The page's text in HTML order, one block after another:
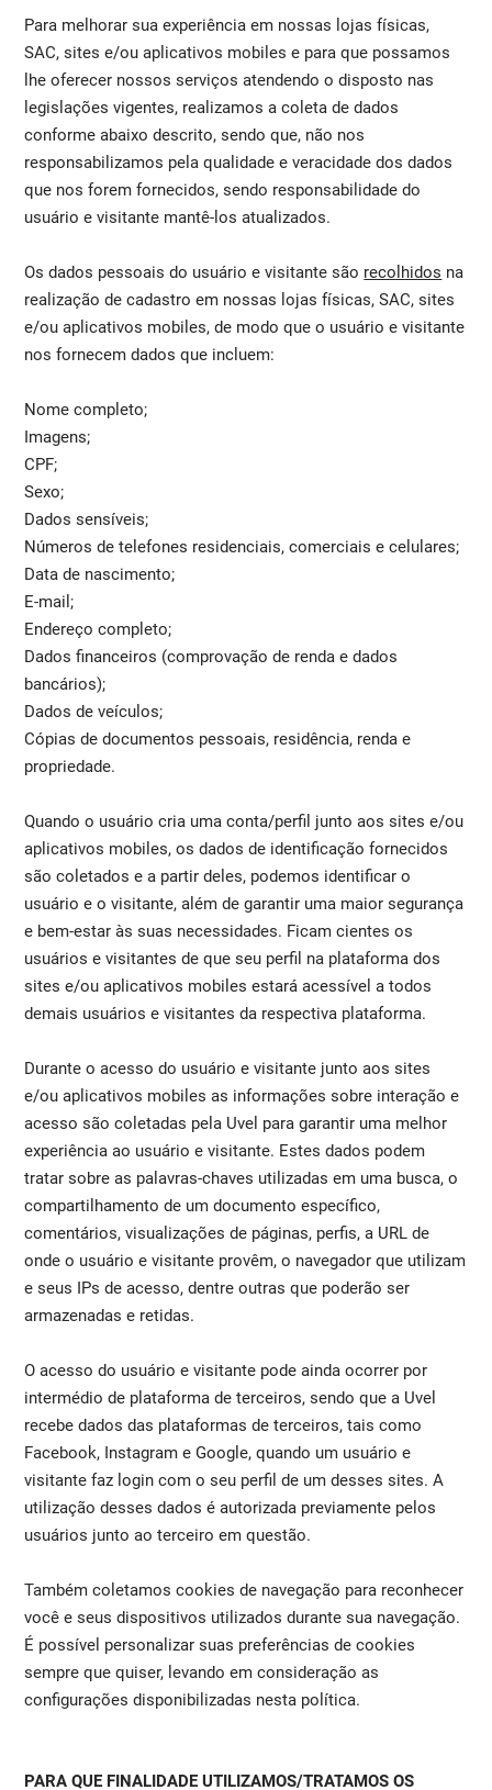
Para melhorar sua experiência em nossas lojas físicas,
SAC, sites e/ou aplicativos mobiles e para que possamos
lhe oferecer nossos serviços atendendo o disposto nas
legislações vigentes, realizamos a coleta de dados
conforme abaixo descrito, sendo que, não nos
responsabilizamos pela qualidade e veracidade dos dados
que nos forem fornecidos, sendo responsabilidade do
usuário e visitante mantê-los atualizados.
Os dados pessoais do usuário e visitante são recolhidos na
realização de cadastro em nossas lojas físicas, SAC, sites
e/ou aplicativos mobiles, de modo que o usuário e visitante
nos fornecem dados que incluem:
Nome completo;
Imagens;
CPF;
Sexo;
Dados sensíveis;
Números de telefones residenciais, comerciais e celulares;
Data de nascimento;
E-mail;
Endereço completo;
Dados financeiros (comprovação de renda e dados
bancários);
Dados de veículos;
Cópias de documentos pessoais, residência, renda e
propriedade.
Quando o usuário cria uma conta/perfil junto aos sites e/ou
aplicativos mobiles, os dados de identificação fornecidos
são coletados e a partir deles, podemos identificar o
usuário e o visitante, além de garantir uma maior segurança
e bem-estar às suas necessidades. Ficam cientes os
usuários e visitantes de que seu perfil na plataforma dos
sites e/ou aplicativos mobiles estará acessível a todos
demais usuários e visitantes da respectiva plataforma.
Durante o acesso do usuário e visitante junto aos sites
e/ou aplicativos mobiles as informações sobre interação e
acesso são coletadas pela Uvel para garantir uma melhor
experiência ao usuário e visitante. Estes dados podem
tratar sobre as palavras-chaves utilizadas em uma busca, o
compartilhamento de um documento específico,
comentários, visualizações de páginas, perfis, a URL de
onde o usuário e visitante provêm, o navegador que utilizam
e seus IPs de acesso, dentre outras que poderão ser
armazenadas e retidas.
O acesso do usuário e visitante pode ainda ocorrer por
intermédio de plataforma de terceiros, sendo que a Uvel
recebe dados das plataformas de terceiros, tais como
Facebook, Instagram e Google, quando um usuário e
visitante faz login com o seu perfil de um desses sites. A
utilização desses dados é autorizada previamente pelos
usuários junto ao terceiro em questão.
Também coletamos cookies de navegação para reconhecer
você e seus dispositivos utilizados durante sua navegação.
É possível personalizar suas preferências de cookies
sempre que quiser, levando em consideração as
configurações disponibilizadas nesta política.
PARA QUE FINALIDADE UTILIZAMOS/TRATAMOS OS